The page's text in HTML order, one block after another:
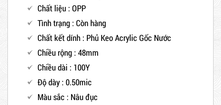
Chất liệu : OPP
Tình trạng : Còn hàng
Chất kết dính : Phủ Keo Acrylic Gốc Nước
Chiều rộng : 48mm
Chiều dài : 100Y
Độ dày : 0.50mic
Màu sắc : Nâu đục